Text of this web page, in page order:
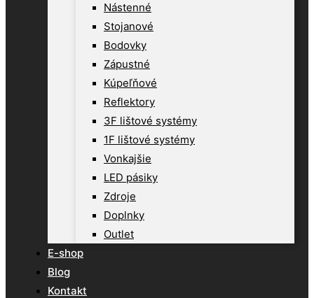
Nástenné
Stojanové
Bodovky
Zápustné
Kúpeľňové
Reflektory
3F lištové systémy
1F lištové systémy
Vonkajšie
LED pásiky
Zdroje
Doplnky
Outlet
E-shop
Blog
Kontakt